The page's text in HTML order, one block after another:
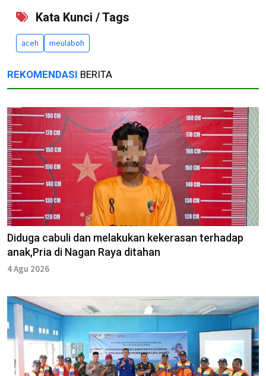
Kata Kunci / Tags
aceh meulaboh
REKOMENDASI BERITA
Diduga cabuli dan melakukan kekerasan terhadap
anak,Pria di Nagan Raya ditahan
4 Agu 2026